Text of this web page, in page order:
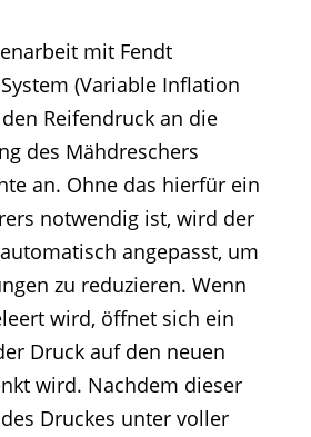
mit Fendt
(Variable Inflation
Reifendruck an die
des Mähdreschers
an. Ohne das hierfür ein
notwendig ist, wird der
angepasst, um
zu reduzieren. Wenn
wird, öffnet sich ein
Druck auf den neuen
wird. Nachdem dieser
Druckes unter voller